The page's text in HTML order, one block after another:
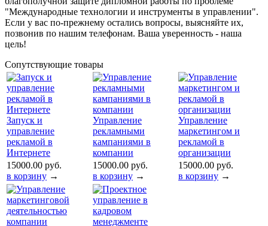
"Международные технологии и инструменты в управлении".
Если у вас по-прежнему остались вопросы, выясняйте их,
позвонив по нашим телефонам. Ваша уверенность - наша
цель!
Сопутствующие товары
Запуск и
управление
рекламой в
Интернете
15000.00 руб.
в корзину →
Управление
рекламными
кампаниями в
компании
15000.00 руб.
в корзину →
Управление
маркетингом и
рекламой в
организации
15000.00 руб.
в корзину →